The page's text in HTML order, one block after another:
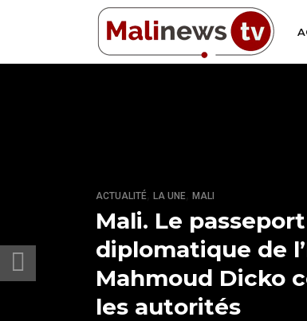
ACTUALITÉ LA UNE MALI
Mali. Le passeport
diplomatique de
Mahmoud Dicko
les autorités